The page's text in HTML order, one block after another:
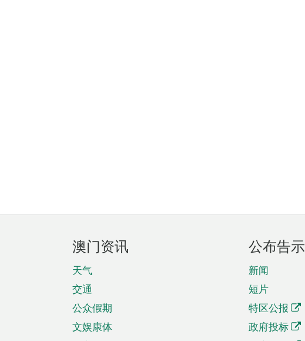
澳门资讯
天气
交通
公众假期
文娱康体
公布告示
新闻
短片
特区公报
政府投标